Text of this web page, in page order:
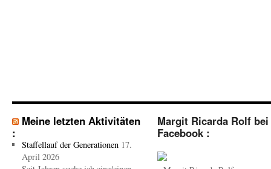
Meine letzten Aktivitäten
:
Staffellauf der Generationen 17.
April 2026
Margit Ricarda Rolf bei
Facebook :